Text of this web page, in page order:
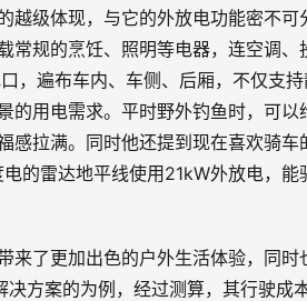
越级体现，与它的外放电功能密不
常规的烹饪、照明等电器，连空调
，遍布车内、车侧、后厢，不仅支
的用电需求。平时野外钓鱼时，可
感拉满。同时他还提到现在喜欢骑
的雷达地平线使用21kW外放电，
来了更加出色的户外生活体验，同
方案的为例，经过测算，其行驶成